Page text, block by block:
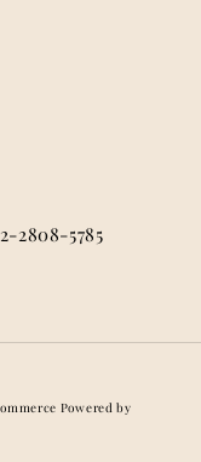
2808-5785
Powered by